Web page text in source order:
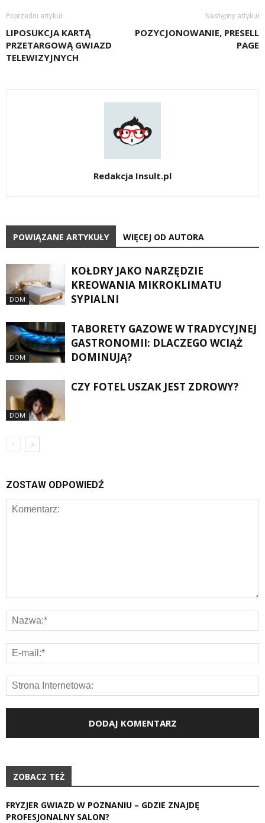
Poprzedni artykuł
LIPOSUKCJA KARTĄ
PRZETARGOWĄ GWIAZD
TELEWIZYJNYCH
Następny artykuł
POZYCJONOWANIE, PRESELL
PAGE
Redakcja Insult.pl
POWIĄZANE ARTYKUŁY WIĘCEJ OD AUTORA
DOM
KOŁDRY JAKO NARZĘDZIE
KREOWANIA MIKROKLIMATU
SYPIALNI
DOM
TABORETY GAZOWE W TRADYCYJNEJ
GASTRONOMII: DLACZEGO WCIĄŻ
DOMINUJĄ?
DOM
CZY FOTEL USZAK JEST ZDROWY?
ZOSTAW ODPOWIEDŹ
ZOBACZ TEŻ
FRYZJER GWIAZD W POZNANIU – GDZIE ZNAJDĘ
PROFESJONALNY SALON?